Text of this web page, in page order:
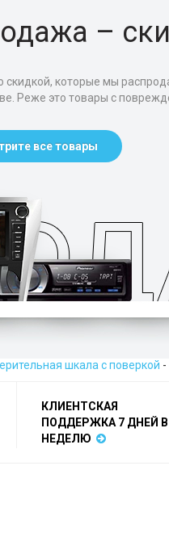
–
скидкой, которые мы
Реже это товары с
все товары
шкала с поверкой -
КЛИЕНТСКАЯ
ПОДДЕРЖКА 7 ДНЕЙ В
НЕДЕЛЮ